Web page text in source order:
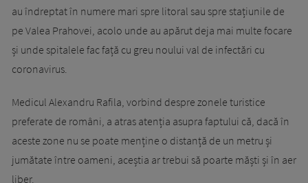
au îndreptat în numere mari spre litoral sau spre stațiunile de
pe Valea Prahovei, acolo unde au apărut deja mai multe focare
și unde spitalele fac față cu greu noului val de infectări cu
coronavirus.
Medicul Alexandru Rafila, vorbind despre zonele turistice
preferate de români, a atras atenția asupra faptului că, dacă în
aceste zone nu se poate menține o distanță de un metru și
jumătate între oameni, aceștia ar trebui să poarte măști și în aer
liber.